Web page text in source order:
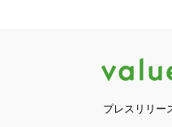
プレスリリー